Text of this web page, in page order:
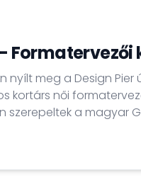
nyílt meg a Design Pier
kortárs női
a magyar